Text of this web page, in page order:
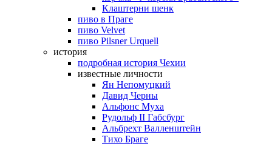
Клаштерни шенк
пиво в Праге
пиво Velvet
пиво Pilsner Urquell
история
подробная история Чехии
известные личности
Ян Непомуцкий
Давид Черны
Альфонс Муха
Рудольф II Габсбург
Альбрехт Валленштейн
Тихо Браге